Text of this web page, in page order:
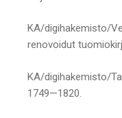
KA/digihakemisto/
renovoidut
KA/digihakemisto/
1749—1820.